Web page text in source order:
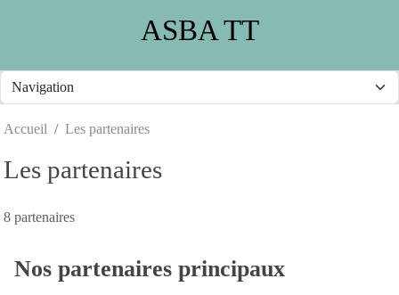
ASBA TT
Accueil Les partenaires
Les partenaires
8 partenaires
Nos partenaires principaux